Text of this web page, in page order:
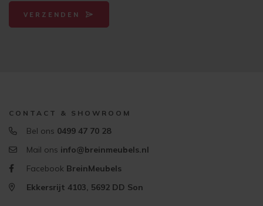
VERZENDEN
CONTACT & SHOWROOM
Bel ons 0499 47 70 28
Mail ons info@breinmeubels.nl
Facebook BreinMeubels
Ekkersrijt 4103, 5692 DD Son